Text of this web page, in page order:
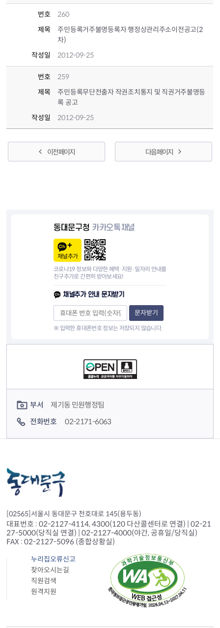
번호
260
제목
주민등록거주불명등록자 행정상관리주소이전공고(2
차)
작성일
2012-09-25
번호
259
제목
주민등록무단전출자 작권조치통지 및 직권거주불명등
록 공고
작성일
2012-09-25
이전 페이지 다음 페이지
동대문구청 카카오톡채널
채널추가
코로나19 정보와 다양한 혜택·지원·일자리 안내를
친구추가로 간편히 받아보세요!
채널추가 안내 문자받기
문자받기
※ 입력한 휴대폰번호 정보는 저장되지 않습니다.
부서
제기동 민원행정팀
전화번호
02-2171-6063
[02565]서울시 동대문구 천호대로 145(용두동)
대표번호 : 02-2127-4114, 4300(120 다산콜센터로 연결) | 02-21
27-5000(당직실 연결) | 02-2127-4000(야간, 공휴일/당직실)
FAX : 02-2127-5096 (종합상황실)
누리집오류신고
찾아오시는길
직원검색
원격지원